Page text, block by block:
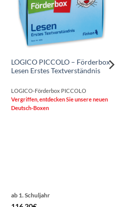
LOGICO PICCOLO – Förderbox
Lesen Erstes Textverständnis
ab 1. Schuljahr
LOGICO-Förderbox PICCOLO
Vergriffen, entdecken Sie unsere neuen
Deutsch-Boxen